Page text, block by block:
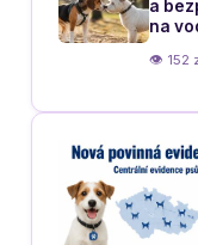
a
na
👁 152